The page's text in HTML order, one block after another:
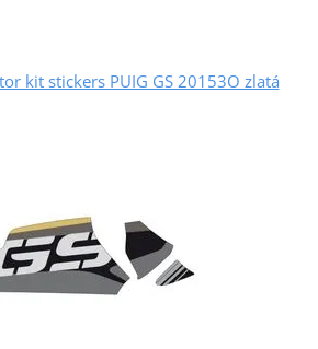
kit stickers PUIG GS 20153O zlatá